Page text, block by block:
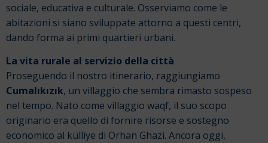
sociale, educativa e culturale. Osserviamo come le
abitazioni si siano sviluppate attorno a questi centri,
dando forma ai primi quartieri urbani.
La vita rurale al servizio della città
Proseguendo il nostro itinerario, raggiungiamo
Cumalıkızık, un villaggio che sembra rimasto sospeso
nel tempo. Nato come villaggio waqf, il suo scopo
originario era quello di fornire risorse e sostegno
economico al külliye di Orhan Ghazi. Ancora oggi,